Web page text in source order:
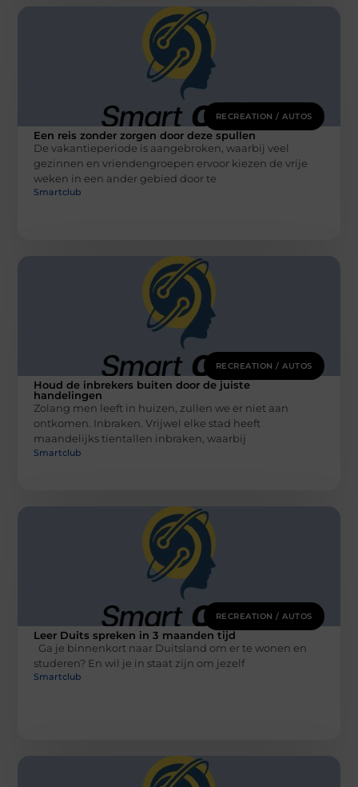
RECREATION / AUTOS
Een reis zonder zorgen door deze spullen
De vakantieperiode is aangebroken, waarbij veel
gezinnen en vriendengroepen ervoor kiezen de vrije
weken in een ander gebied door te
Smartclub
RECREATION / AUTOS
Houd de inbrekers buiten door de juiste
handelingen
Zolang men leeft in huizen, zullen we er niet aan
ontkomen. Inbraken. Vrijwel elke stad heeft
maandelijks tientallen inbraken, waarbij
Smartclub
RECREATION / AUTOS
Leer Duits spreken in 3 maanden tijd
Ga je binnenkort naar Duitsland om er te wonen en
studeren? En wil je in staat zijn om jezelf
Smartclub